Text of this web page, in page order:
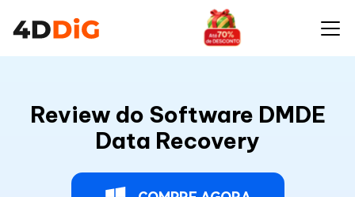
Review do Software DMDE
Data Recovery